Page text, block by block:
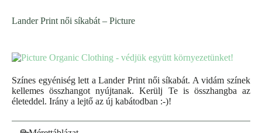
Lander Print női síkabát – Picture
Színes egyéniség lett a Lander Print női síkabát. A vidám színek
kellemes összhangot nyújtanak. Kerülj Te is összhangba az
életeddel. Irány a lejtő az új kabátodban :-)!